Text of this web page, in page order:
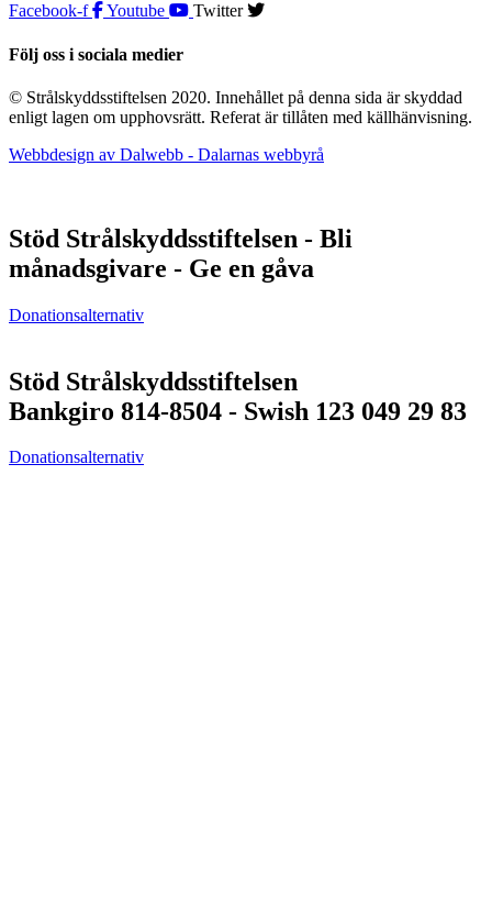
Facebook-f
Youtube Twitter
Följ oss i sociala medier
© Strålskyddsstiftelsen 2020. Innehållet på denna sida är skyddad
enligt lagen om upphovsrätt. Referat är tillåten med källhänvisning.
Webbdesign av Dalwebb - Dalarnas webbyrå
Stöd Strålskyddsstiftelsen - Bli
månadsgivare - Ge en gåva
Donationsalternativ
Stöd Strålskyddsstiftelsen
Bankgiro 814-8504 - Swish 123 049 29 83
Donationsalternativ